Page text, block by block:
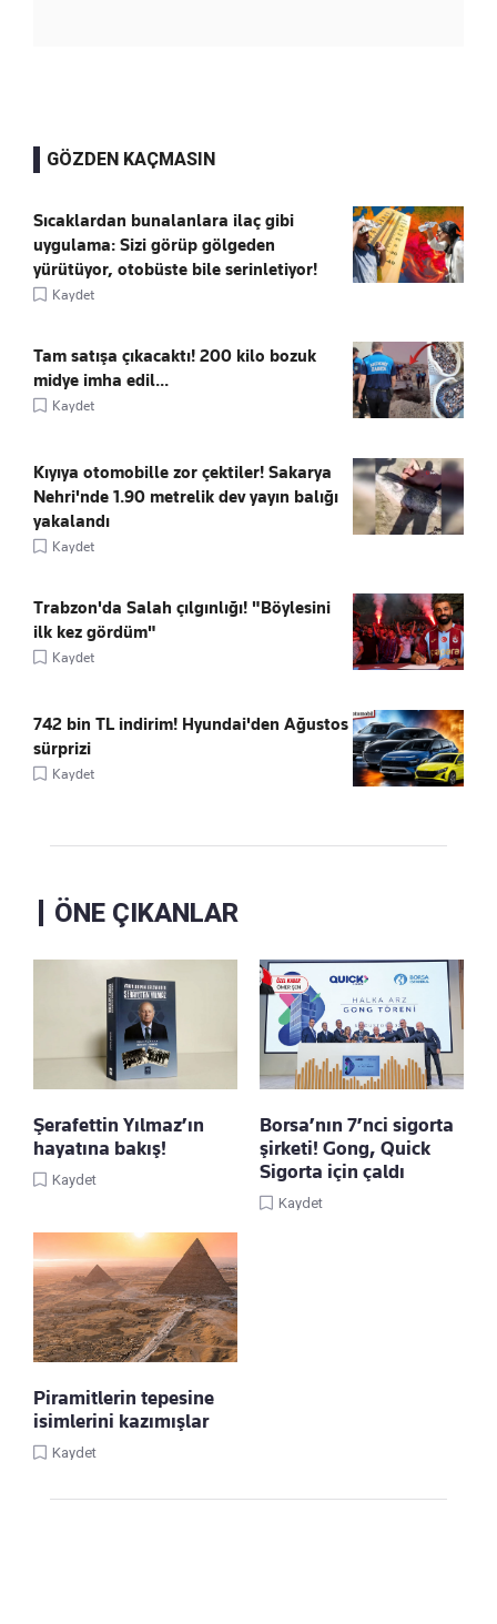
GÖZDEN KAÇMASIN
Sıcaklardan bunalanlara ilaç gibi
uygulama: Sizi görüp gölgeden
yürütüyor, otobüste bile serinletiyor!
Kaydet
Tam satışa çıkacaktı! 200 kilo bozuk
midye imha edil...
Kaydet
Kıyıya otomobille zor çektiler! Sakarya
Nehri'nde 1.90 metrelik dev yayın balığı
yakalandı
Kaydet
Trabzon'da Salah çılgınlığı! "Böylesini
ilk kez gördüm"
Kaydet
742 bin TL indirim! Hyundai'den Ağustos
sürprizi
Kaydet
ÖNE ÇIKANLAR
Şerafettin Yılmaz’ın
hayatına bakış!
Kaydet
Borsa’nın 7’nci sigorta
şirketi! Gong, Quick
Sigorta için çaldı
Kaydet
Piramitlerin tepesine
isimlerini kazımışlar
Kaydet